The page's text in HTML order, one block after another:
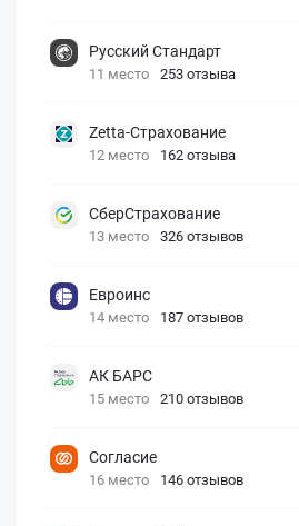
Русский Стандарт
11 место 253 отзыва
Zetta-Страхование
12 место 162 отзыва
СберСтрахование
13 место 326 отзывов
Евроинс
14 место 187 отзывов
АК БАРС
15 место 210 отзывов
Согласие
16 место 146 отзывов